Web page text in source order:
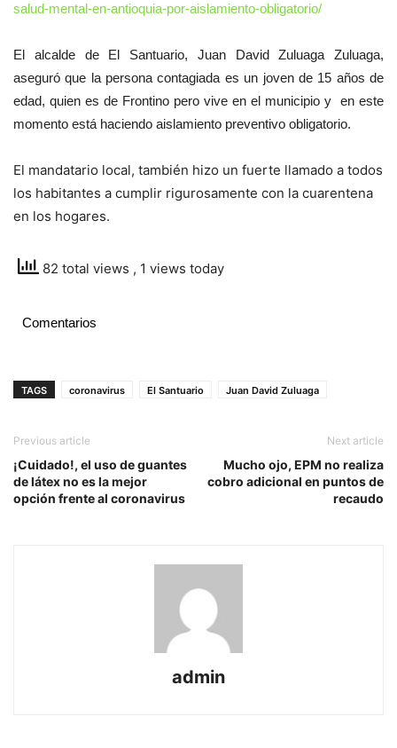
salud-mental-en-antioquia-por-aislamiento-obligatorio/
El alcalde de El Santuario, Juan David Zuluaga Zuluaga,
aseguró que la persona contagiada es un joven de 15 años de
edad, quien es de Frontino pero vive en el municipio y en este
momento está haciendo aislamiento preventivo obligatorio.
El mandatario local, también hizo un fuerte llamado a todos
los habitantes a cumplir rigurosamente con la cuarentena
en los hogares.
82 total views , 1 views today
Comentarios
TAGS coronavirus El Santuario Juan David Zuluaga
Previous article
¡Cuidado!, el uso de guantes
de látex no es la mejor
opción frente al coronavirus
Next article
Mucho ojo, EPM no realiza
cobro adicional en puntos de
recaudo
admin